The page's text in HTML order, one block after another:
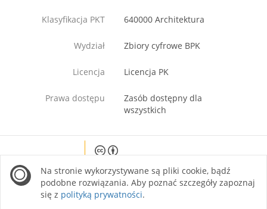
Klasyfikacja PKT 640000 Architektura
Wydział Zbiory cyfrowe BPK
Licencja Licencja PK
Prawa dostępu
Zasób dostępny dla
wszystkich
site is licensed under a Creative Commons
Attribution 4.0 International license.
Na stronie wykorzystywane są pliki cookie, bądź
podobne rozwiązania. Aby poznać szczegóły zapoznaj
się z polityką prywatności.